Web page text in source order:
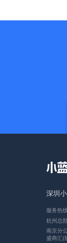
深圳
服务热
杭州总
南京分
盛商汇(